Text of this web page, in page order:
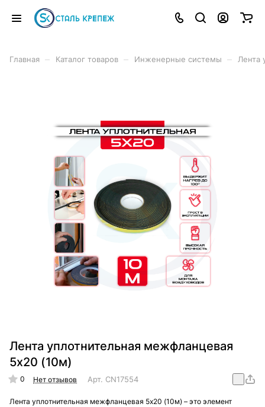
Главная Каталог товаров Инженерные системы Лента
Лента уплотнительная межфланцевая
5х20 (10м)
0 Нет отзывов Арт. CN17554
Лента уплотнительная межфланцевая 5х20 (10м) – это элемент